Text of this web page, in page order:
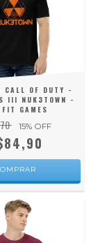
CALL OF DUTY -
III NUK3TOWN -
FIT GAMES
15% OFF